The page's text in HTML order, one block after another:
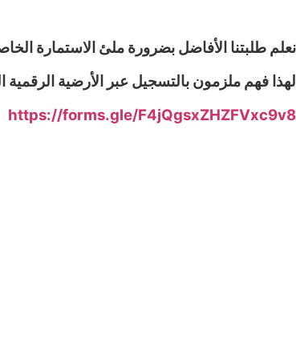
نعلم طلبتنا الأفاضل بضرورة ملئ الاستمارة
لهذا فهم ملزمون بالتسجيل عبر الأرضية
https://forms.gle/F4jQgsxZHZFVxc9v8